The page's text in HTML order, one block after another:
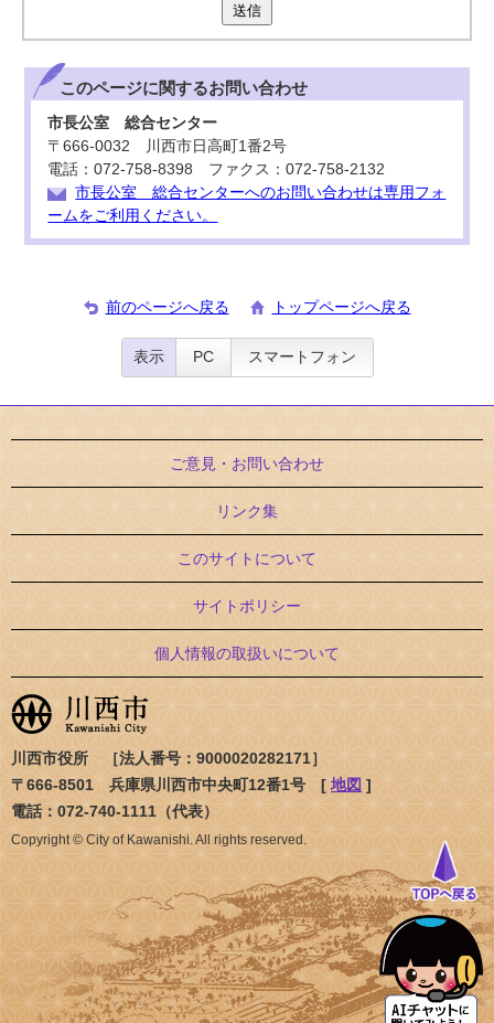
送信
このページに関するお問い合わせ
市長公室 総合センター
〒666-0032 川西市日高町1番2号
電話：072-758-8398 ファクス：072-758-2132
市長公室 総合センターへのお問い合わせは専用フォ
ームをご利用ください。
前のページへ戻る トップページへ戻る
表示 PC スマートフォン
ご意見・お問い合わせ
リンク集
このサイトについて
サイトポリシー
個人情報の取扱いについて
川西市役所 ［法人番号：9000020282171］
〒666-8501 兵庫県川西市中央町12番1号 [ 地図 ]
電話：072-740-1111（代表）
Copyright © City of Kawanishi. All rights reserved.